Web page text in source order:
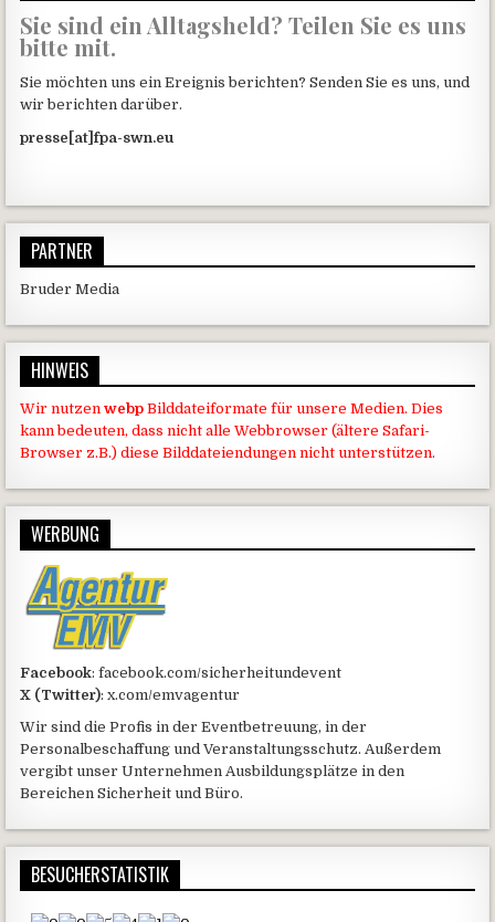
Sie sind ein Alltagsheld? Teilen Sie es uns
bitte mit.
Sie möchten uns ein Ereignis berichten? Senden Sie es uns, und
wir berichten darüber.
presse[at]fpa-swn.eu
PARTNER
Bruder Media
HINWEIS
Wir nutzen webp Bilddateiformate für unsere Medien. Dies
kann bedeuten, dass nicht alle Webbrowser (ältere Safari-
Browser z.B.) diese Bilddateiendungen nicht unterstützen.
WERBUNG
Facebook: facebook.com/sicherheitundevent
X (Twitter): x.com/emvagentur
Wir sind die Profis in der Eventbetreuung, in der
Personalbeschaffung und Veranstaltungsschutz. Außerdem
vergibt unser Unternehmen Ausbildungsplätze in den
Bereichen Sicherheit und Büro.
BESUCHERSTATISTIK